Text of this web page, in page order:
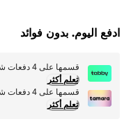
ادفع اليوم. بدون فوائد
قسمها على 4 دفعات شهرية بقيمة
تعلم أكثر
قسمها على 4 دفعات شهرية بقيمة
تعلم أكثر